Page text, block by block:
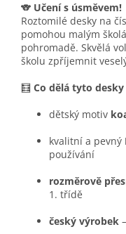
🐨 Učení s úsměvem!
Roztomilé desky na
pomohou malým
pohromadě. Skvělá
školu zpříjemnit
🧮 Co dělá tyto
dětský motiv
kvalitní a pevný
používání
rozměrově
1. třídě
český výrobek